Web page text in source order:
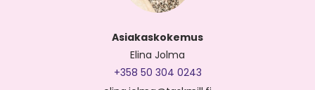
Asiakaskokemus
Elina Jolma
+358 50 304 0243